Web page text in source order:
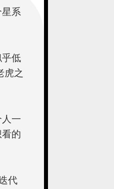
系
低
虎之
一
的
代